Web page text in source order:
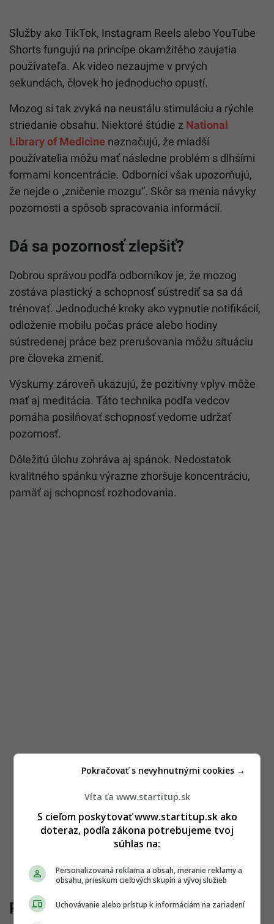
Služby ako TikTok, Instagram Reels alebo YouTube
Shorts fungujú na princípe okamžitého zaujatia
používateľa. Ak video nezaujme v prvých
sekundách, človek ho jednoducho opustí.
Mozog si tak zvyká na neustálu stimuláciu a rýchle
striedanie obsahu. Niektoré štúdie z National
Library of Medicine naznačujú, že mladší
používatelia môžu mať následne problém s dlhšími
formami koncentrácie. Odborníci však upozorňujú,
že nejde o „zničenie mozgu“. Skôr sa menia návyky
pozornosti a spôsob spracovania informácií.
Dá sa pozornosť zlepšiť?
Dobrou správou podľa odborníkov je, že mozog
zostáva plastický a schopnosť sústrediť sa sa dá
trénovať. Jednoduché kroky ako vypnutie notifikácií,
odloženie mobilu počas práce alebo hodiny
sústredenej práce bez prerušovania môžu situáciu
pre človeka zmeniť.
Výskumy zároveň ukazujú, že pozitívny vplyv môže
mať aj meditácia. Táto technika podľa vedcov
pomáha posilňovať schopnosť vedome udržať
pozornosť.
Dôležitú úlohu zohráva aj spánok. Nedostatok
kvalitného spánku výrazne zhoršuje koncentráciu,
pamäť aj schopnosť rozhodovania.
Pozornosť sa stáva vzácnou
Víta ťa www.startitup.sk
S cieľom poskytovať www.startitup.sk ako
doteraz, podľa zákona potrebujeme tvoj
súhlas na:
Personalizovaná reklama a obsah, meranie reklamy a
obsahu, prieskum cieľových skupín a vývoj služieb
Uchovávanie alebo prístup k informáciám na zariadení
Pokračovať s nevyhnutnými cookies →